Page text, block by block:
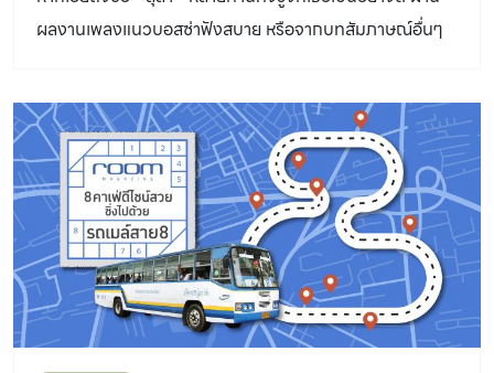
ผลงานเพลงแนวบอสซ่าฟังสบาย หรือจากบทสัมภาษณ์อื่นๆ
ตนของผู้เป็นเจ้าของซึ่งสะท้อนผ่านมุมต่างๆ ภายในบ้าน บ้าน
หลังนี้คงสะท้อนตัวตนของ คุณลุลา หรือ คุณตุ๊กตา – กันยา
รัตน์ ติยะพรไชย ออกมาได้อย่างเปิดเผยทุกแง่มุม ทั้งมุมที่เรา
เคยรู้จักเธอและในมุมที่จะทำให้เรารู้จักตัวตนของเธอมากยิ่ง
ขึ้น ผมออกจะประหม่าเล็กน้อยเมื่อยืนอยู่หน้าประตูห้องของ
คอนโดมิเนียมแห่งหนึ่งในย่านเอกมัย เพราะผู้ที่อยู่ภายในคือ
ศิลปินชื่อดัง เมื่อประตูบานนั้นเปิดออก คุณลุลาก็ปรากฏตรง